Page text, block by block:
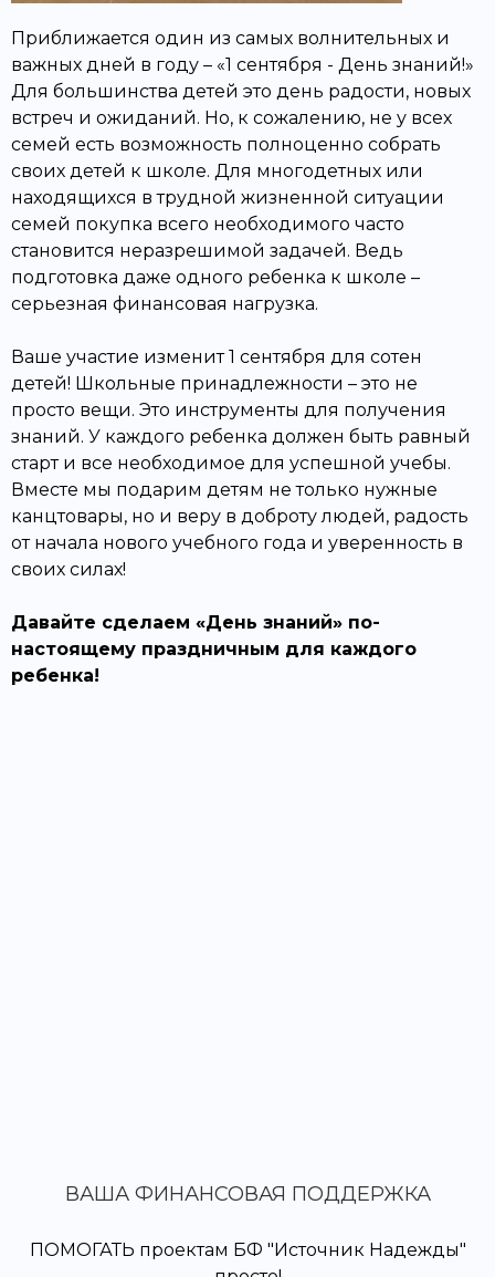
Приближается один из самых волнительных и
важных дней в году – «1 сентября - День знаний!»
Для большинства детей это день радости, новых
встреч и ожиданий. Но, к сожалению, не у всех
семей есть возможность полноценно собрать
своих детей к школе. Для многодетных или
находящихся в трудной жизненной ситуации
семей покупка всего необходимого часто
становится неразрешимой задачей. Ведь
подготовка даже одного ребенка к школе –
серьезная финансовая нагрузка.
Ваше участие изменит 1 сентября для сотен
детей! Школьные принадлежности – это не
просто вещи. Это инструменты для получения
знаний. У каждого ребенка должен быть равный
старт и все необходимое для успешной учебы.
Вместе мы подарим детям не только нужные
канцтовары, но и веру в доброту людей, радость
от начала нового учебного года и уверенность в
своих силах!
Давайте сделаем «День знаний» по-
настоящему праздничным для каждого
ребенка!
ВАША ФИНАНСОВАЯ ПОДДЕРЖКА
ПОМОГАТЬ проектам БФ "Источник Надежды"